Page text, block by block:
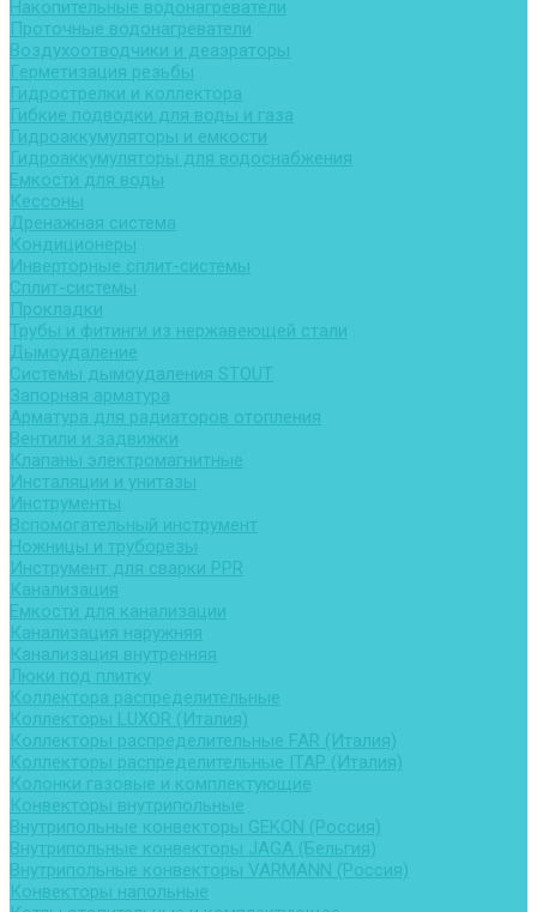
Накопительные водонагреватели
Проточные водонагреватели
Воздухоотводчики и деаэраторы
Герметизация резьбы
Гидрострелки и коллектора
Гибкие подводки для воды и газа
Гидроаккумуляторы и емкости
Гидроаккумуляторы для водоснабжения
Емкости для воды
Кессоны
Дренажная система
Кондиционеры
Инверторные сплит-системы
Сплит-системы
Прокладки
Трубы и фитинги из нержавеющей стали
Дымоудаление
Системы дымоудаления STOUT
Запорная арматура
Арматура для радиаторов отопления
Вентили и задвижки
Клапаны электромагнитные
Инсталяции и унитазы
Инструменты
Вспомогательный инструмент
Ножницы и труборезы
Инструмент для сварки PPR
Канализация
Емкости для канализации
Канализация наружняя
Канализация внутренняя
Люки под плитку
Коллектора распределительные
Коллекторы LUXOR (Италия)
Коллекторы распределительные FAR (Италия)
Коллекторы распределительные ITAP (Италия)
Колонки газовые и комплектующие
Конвекторы внутрипольные
Внутрипольные конвекторы GEKON (Россия)
Внутрипольные конвекторы JAGA (Бельгия)
Внутрипольные конвекторы VARMANN (Россия)
Конвекторы напольные